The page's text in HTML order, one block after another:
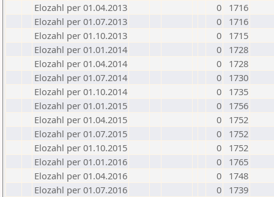
Elozahl per 01.04.2013
0
1716
Elozahl per 01.07.2013
0
1716
Elozahl per 01.10.2013
0
1715
Elozahl per 01.01.2014
0
1728
Elozahl per 01.04.2014
0
1728
Elozahl per 01.07.2014
0
1730
Elozahl per 01.10.2014
0
1735
Elozahl per 01.01.2015
0
1756
Elozahl per 01.04.2015
0
1752
Elozahl per 01.07.2015
0
1752
Elozahl per 01.10.2015
0
1752
Elozahl per 01.01.2016
0
1765
Elozahl per 01.04.2016
0
1748
Elozahl per 01.07.2016
0
1739